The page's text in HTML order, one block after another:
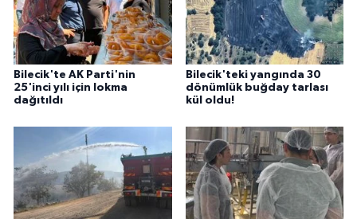
Bilecik'te AK Parti'nin
25'inci yılı için lokma
dağıtıldı
Bilecik'teki yangında 30
dönümlük buğday tarlası
kül oldu!